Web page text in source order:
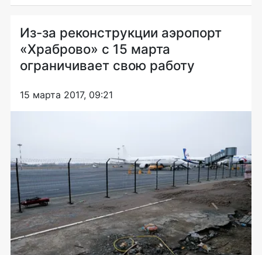
Из-за реконструкции аэропорт
«Храброво» с 15 марта
ограничивает свою работу
15 марта 2017, 09:21